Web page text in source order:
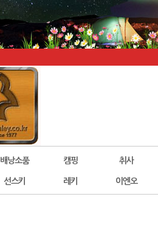
배낭소품 캠핑 취사
선스키 레키 이엔오